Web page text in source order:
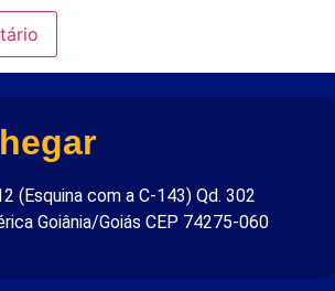
(Esquina com a C-143) Qd. 302
Goiânia/Goiás CEP 74275-060